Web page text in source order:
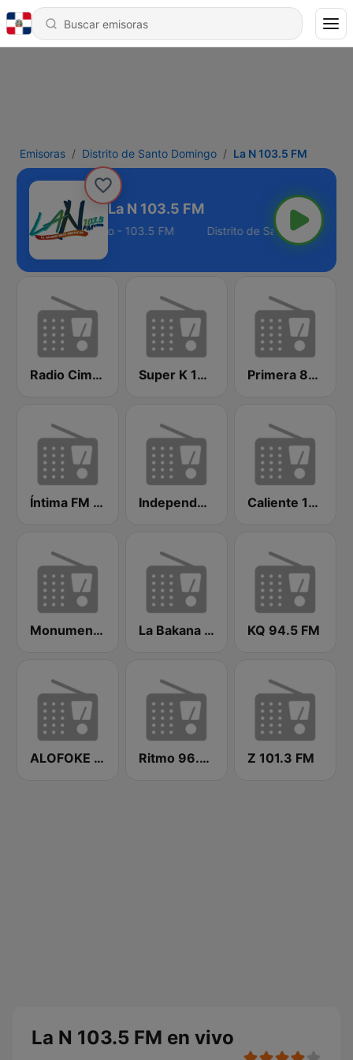
Emisoras Distrito de Santo Domingo La N 103.5 FM
La N 103.5 FM
de Santo Domingo - 103.5 FM
Radio Cima 100.5 FM Super K 100.7 FM Primera 88.1 FM
Íntima FM Santiago Independencia FM Caliente 104.1 FM
Monumental 100.3 FM La Bakana FM KQ 94.5 FM
ALOFOKE 99.3 FM Ritmo 96.5 FM Z 101.3 FM
La N 103.5 FM en vivo